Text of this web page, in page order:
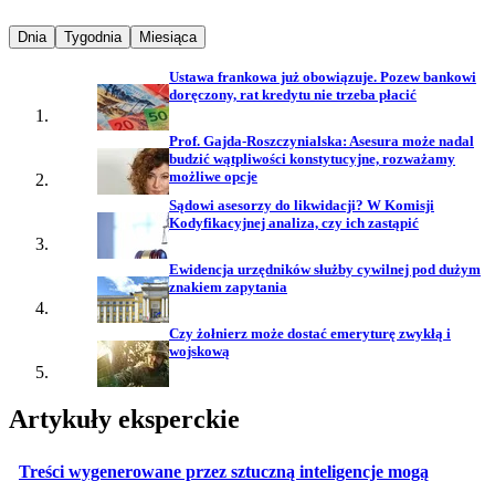
Najpopularniejsze wiadomości z
Dnia Najpopularniejsze wiadomości z
Tygodnia Najpopularniejsze wiadomości z
Miesiąca
Ustawa frankowa już obowiązuje. Pozew bankowi
doręczony, rat kredytu nie trzeba płacić
Prof. Gajda-Roszczynialska: Asesura może nadal
budzić wątpliwości konstytucyjne, rozważamy
możliwe opcje
Sądowi asesorzy do likwidacji? W Komisji
Kodyfikacyjnej analiza, czy ich zastąpić
Ewidencja urzędników służby cywilnej pod dużym
znakiem zapytania
Czy żołnierz może dostać emeryturę zwykłą i
wojskową
Artykuły eksperckie
Treści wygenerowane przez sztuczną inteligencje mogą